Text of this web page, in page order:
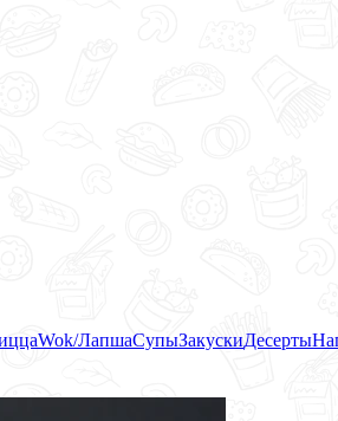
Wok/ЛапшаСупыЗакускиДесерты